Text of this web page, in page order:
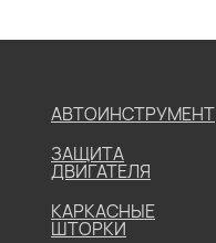
АВТОИНСТРУМЕНТ
ЗАЩИТА
ДВИГАТЕЛЯ
КАРКАСНЫЕ
ШТОРКИ